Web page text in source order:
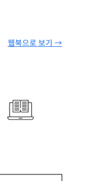
웹북으로 보기 →